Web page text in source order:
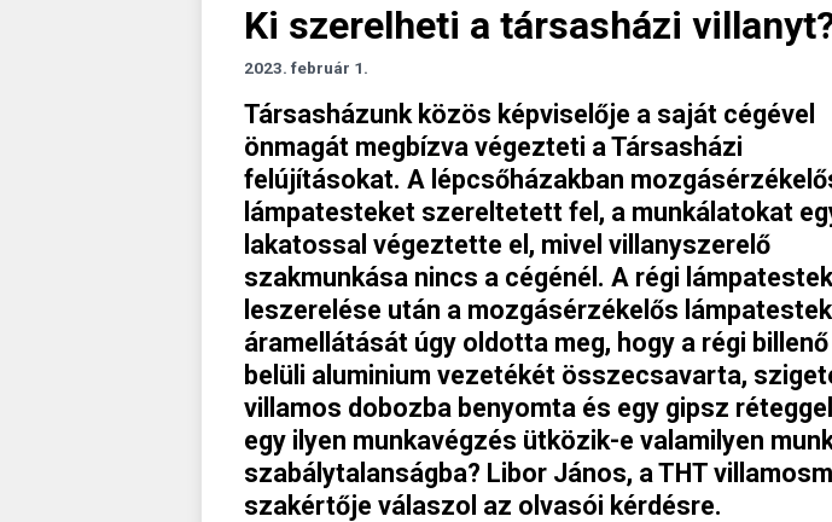
Ki szerelheti a társasházi
2023. február 1.
Társasházunk közös képviselője a saját cégével
önmagát megbízva végezteti a Társasházi
felújításokat. A lépcsőházakban
lámpatesteket szereltetett fel, a munkálatokat
lakatossal végeztette el, mivel villanyszerelő
szakmunkása nincs a cégénél. A régi lámpatestek
leszerelése után a mozgásérzékelős lámpatestek
áramellátását úgy oldotta meg, hogy a régi
belüli aluminium vezetékét összecsavarta,
villamos dobozba benyomta és egy gipsz
egy ilyen munkavégzés ütközik-e valamilyen
szabálytalanságba? Libor János, a THT
szakértője válaszol az olvasói kérdésre.